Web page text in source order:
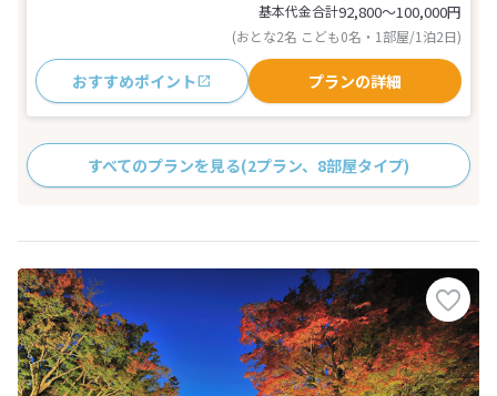
基本代金合計92,800〜100,000円
(おとな2名 こども0名・1部屋/1泊2日)
おすすめポイント プランの詳細
すべてのプランを見る(2プラン、8部屋タイプ)